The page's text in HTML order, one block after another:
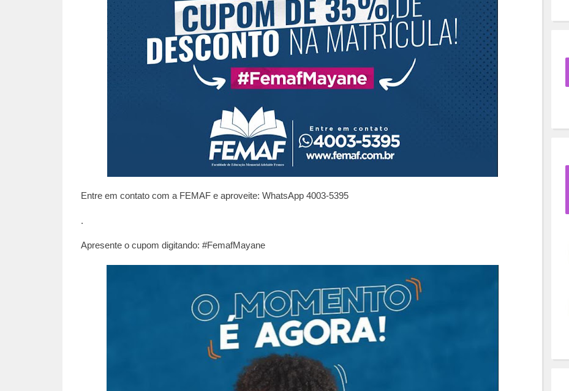
Entre em contato com a FEMAF e aproveite: WhatsApp 4003-5395
.
Apresente o cupom digitando: #FemafMayane